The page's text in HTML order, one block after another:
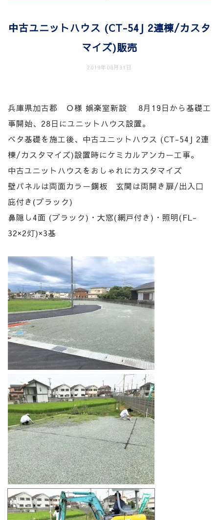
中古ユニットハウス (CT-54J 2連棟/カスタ
マイズ)販売
2019年08月31日
兵庫県加古郡 Ｏ様 娯楽室新設 8月19日から基礎工
事開始、28日にユニットハウス設置。
ベタ基礎を施工後、中古ユニットハウス (CT-54J 2連
棟/カスタマイズ)設置時にケミカルアンカー工事。
中古ユニットハウスをおしゃれにカスタマイズ
壁パネルは両面カラー鋼板 玄関は両開き扉/出入口
庇付き(ブラック)
鼻隠し4面 (ブラック)・大窓(網戸付き)・照明(FL-
32×2灯)×3基